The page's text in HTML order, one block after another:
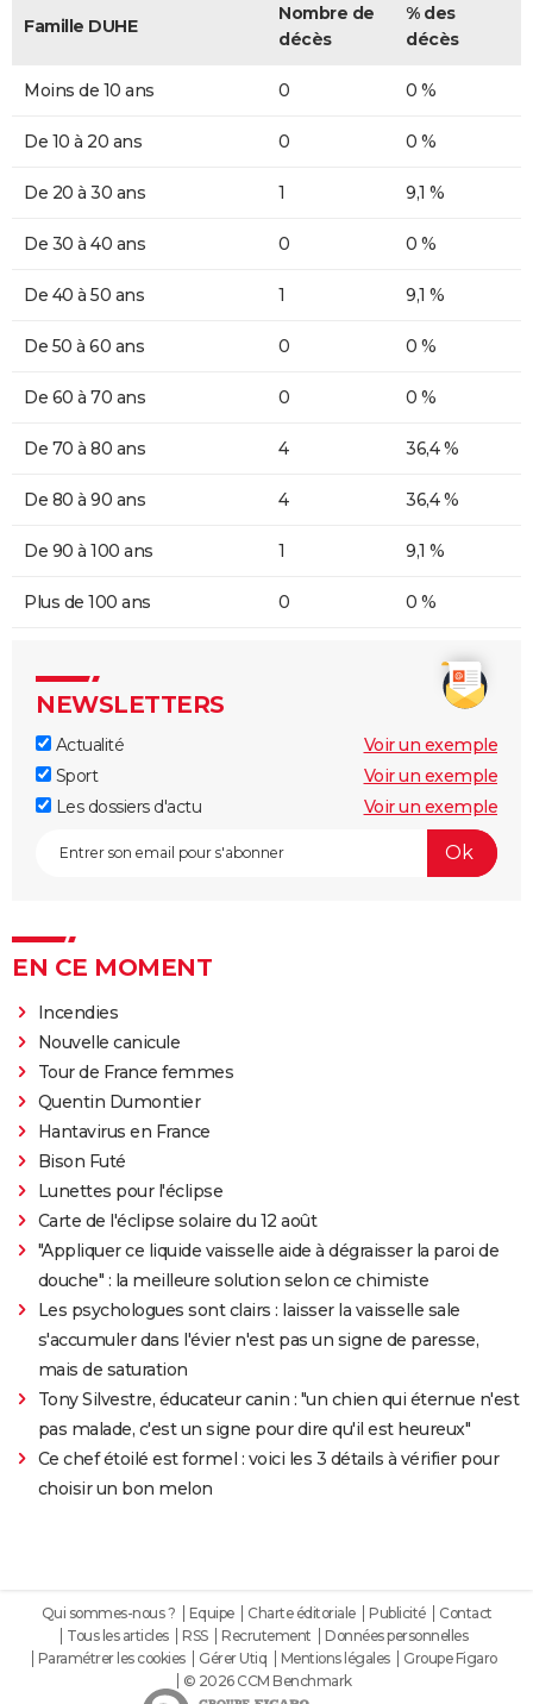
Famille DUHE
Nombre de
décès
% des
décès
Moins de 10 ans 0 0 %
De 10 à 20 ans 0 0 %
De 20 à 30 ans 1 9,1 %
De 30 à 40 ans 0 0 %
De 40 à 50 ans 1 9,1 %
De 50 à 60 ans 0 0 %
De 60 à 70 ans 0 0 %
De 70 à 80 ans 4 36,4 %
De 80 à 90 ans 4 36,4 %
De 90 à 100 ans 1 9,1 %
Plus de 100 ans 0 0 %
NEWSLETTERS
Actualité
Voir un exemple
Sport
Voir un exemple
Les dossiers d'actu
Voir un exemple
EN CE MOMENT
Incendies
Nouvelle canicule
Tour de France femmes
Quentin Dumontier
Hantavirus en France
Bison Futé
Lunettes pour l'éclipse
Carte de l'éclipse solaire du 12 août
"Appliquer ce liquide vaisselle aide à dégraisser la paroi de
douche" : la meilleure solution selon ce chimiste
Les psychologues sont clairs : laisser la vaisselle sale
s'accumuler dans l'évier n'est pas un signe de paresse,
mais de saturation
Tony Silvestre, éducateur canin : "un chien qui éternue n'est
pas malade, c'est un signe pour dire qu'il est heureux"
Ce chef étoilé est formel : voici les 3 détails à vérifier pour
choisir un bon melon
Qui sommes-nous ? Equipe Charte éditoriale Publicité
Contact
Tous les articles
RSS Recrutement
Données personnelles
Paramétrer les cookies
Gérer Utiq Mentions légales
Groupe Figaro
© 2026 CCM Benchmark